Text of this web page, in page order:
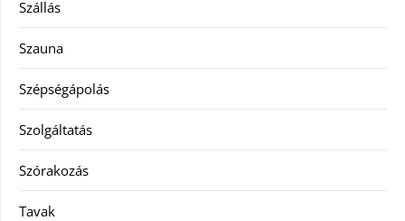
Szállás
Szauna
Szépségápolás
Szolgáltatás
Szórakozás
Tavak